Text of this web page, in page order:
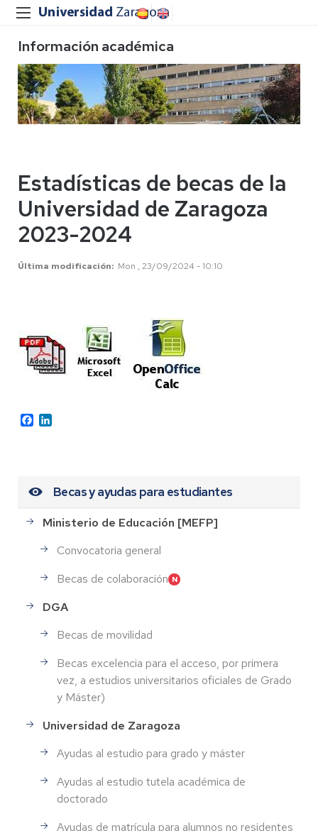
Información académica
Estadísticas de becas de la
Universidad de Zaragoza
2023-2024
Última modificación Mon , 23/09/2024 - 10:10
Facebook
Becas y ayudas para estudiantes
Ministerio de Educación [MEFP]
Convocatoria general
Becas de colaboración
DGA
Becas de movilidad
Becas excelencia para el acceso, por primera
vez, a estudios universitarios oficiales de Grado
y Máster)
Universidad de Zaragoza
Ayudas al estudio para grado y máster
Ayudas al estudio tutela académica de
doctorado
Ayudas de matrícula para alumnos no residentes